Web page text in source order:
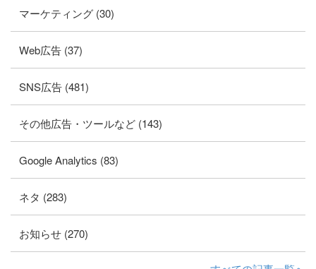
マーケティング (30)
Web広告 (37)
SNS広告 (481)
その他広告・ツールなど (143)
Google Analytics (83)
ネタ (283)
お知らせ (270)